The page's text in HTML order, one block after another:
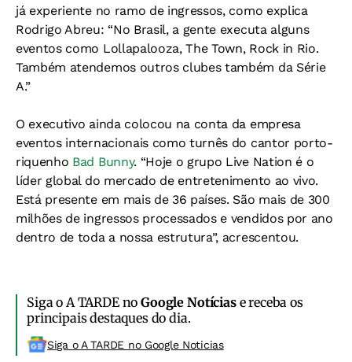
já experiente no ramo de ingressos, como explica
Rodrigo Abreu: “No Brasil, a gente executa alguns
eventos como Lollapalooza, The Town, Rock in Rio.
Também atendemos outros clubes também da Série
A.”
O executivo ainda colocou na conta da empresa
eventos internacionais como turnês do cantor porto-
riquenho Bad Bunny. “Hoje o grupo Live Nation é o
líder global do mercado de entretenimento ao vivo.
Está presente em mais de 36 países. São mais de 300
milhões de ingressos processados e vendidos por ano
dentro de toda a nossa estrutura”, acrescentou.
Siga o A TARDE noGoogle Notíciase receba os
principais destaques do dia.
Siga o A TARDE no Google Noticias